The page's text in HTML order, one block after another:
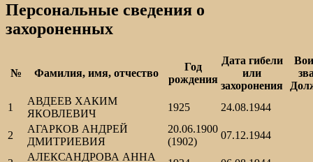
Персональные сведения о
захороненных
№ Фамилия, имя, отчество
Год
рождения
Дата гибели
или
захоронения
1
АВДЕЕВ ХАКИМ
ЯКОВЛЕВИЧ
1925 24.08.1944
2
АГАРКОВ АНДРЕЙ
ДМИТРИЕВИЯ
20.06.1900
(1902)
07.12.1944
АЛЕКСАНДРОВА АННА